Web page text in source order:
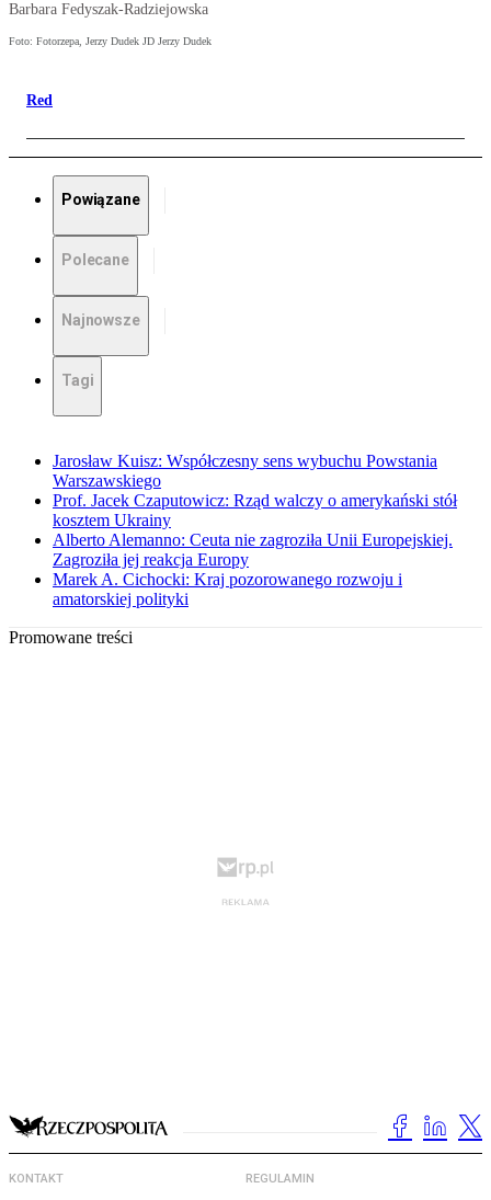
Barbara Fedyszak-Radziejowska
Foto: Fotorzepa, Jerzy Dudek JD Jerzy Dudek
Red
Powiązane
Polecane
Najnowsze
Tagi
Jarosław Kuisz: Współczesny sens wybuchu Powstania
Warszawskiego
Prof. Jacek Czaputowicz: Rząd walczy o amerykański stół
kosztem Ukrainy
Alberto Alemanno: Ceuta nie zagroziła Unii Europejskiej.
Zagroziła jej reakcja Europy
Marek A. Cichocki: Kraj pozorowanego rozwoju i
amatorskiej polityki
Promowane treści
KONTAKT REGULAMIN